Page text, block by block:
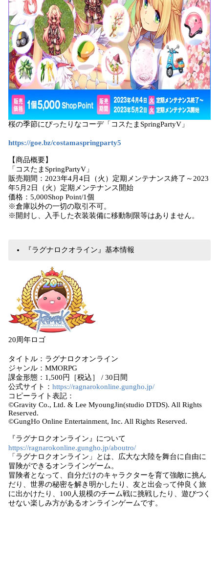
桜の季節にぴったりなコーデ「コスたまSpringPartyV」
https://goe.bz/costamaspringparty5
【商品概要】
「コスたまSpringPartyV」
販売期間：2023年4月4日（火）定期メンテナンス終了～2023
年5月2日（火）定期メンテナンス開始
価格：5,000Shop Point/1個
※倉庫以外の一切の取引不可。
※開封し、入手した衣装装備に移動制限等はありません。
『ラグナロクオライン』基本情報
20周年ロゴ
タイトル：ラグナロクオンライン
ジャンル：MMORPG
課金形態：1,500円［税込］ / 30日間
公式サイト： https://ragnarokonline.gungho.jp/
コピーライト表記：
©Gravity Co., Ltd. & Lee MyoungJin(studio DTDS). All Rights
Reserved.
©GungHo Online Entertainment, Inc. All Rights Reserved.
『ラグナロクオンライン』について
https://ragnarokonline.gungho.jp/aboutro/
「ラグナロクオンライン」とは、広大な大陸を舞台に自由に
冒険ができるオンラインゲーム。
冒険者となって、自分だけのキャラクターを育て強敵に挑ん
だり、世界の秘密を解き明かしたり、友と出会って仲良く旅
に出かけたり、100人規模のチーム戦に挑戦したり、遊びつく
せない楽しみ方があるオンラインゲームです。